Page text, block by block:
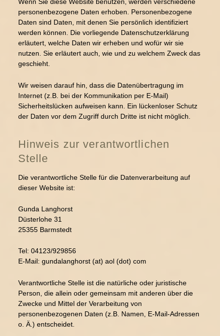
Wenn Sie diese Website benutzen, werden verschiedene
personenbezogene Daten erhoben. Personenbezogene
Daten sind Daten, mit denen Sie persönlich identifiziert
werden können. Die vorliegende Datenschutzerklärung
erläutert, welche Daten wir erheben und wofür wir sie
nutzen. Sie erläutert auch, wie und zu welchem Zweck das
geschieht.
Wir weisen darauf hin, dass die Datenübertragung im
Internet (z.B. bei der Kommunikation per E-Mail)
Sicherheitslücken aufweisen kann. Ein lückenloser Schutz
der Daten vor dem Zugriff durch Dritte ist nicht möglich.
Hinweis zur verantwortlichen
Stelle
Die verantwortliche Stelle für die Datenverarbeitung auf
dieser Website ist:
Gunda Langhorst
Düsterlohe 31
25355 Barmstedt
Tel: 04123/929856
E-Mail: gundalanghorst (at) aol (dot) com
Verantwortliche Stelle ist die natürliche oder juristische
Person, die allein oder gemeinsam mit anderen über die
Zwecke und Mittel der Verarbeitung von
personenbezogenen Daten (z.B. Namen, E-Mail-Adressen
o. Ä.) entscheidet.